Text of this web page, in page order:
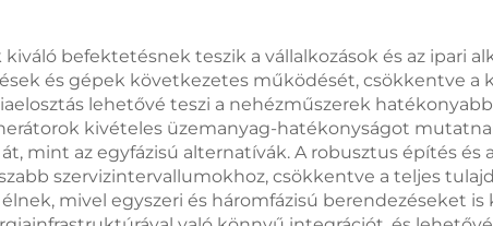
befektetésnek teszik a vállalkozások és az ipari
és gépek következetes működését, csökkentve a
lehetővé teszi a nehézműszerek
kivételes üzemanyag-hatékonyságot
mint az egyfázisú alternatívák. A robusztus építés és
szervizintervallumokhoz, csökkentve a teljes
mivel egyszeri és háromfázisú berendezéseket is